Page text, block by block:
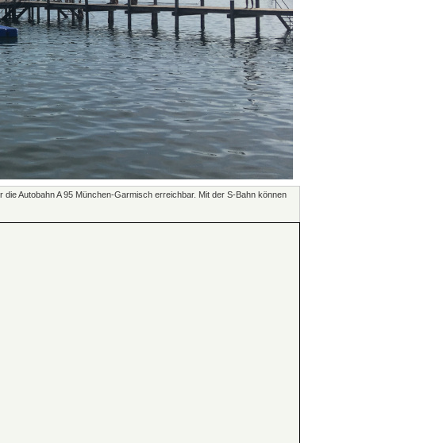
Autobahn A 95 München-Garmisch erreichbar. Mit der S-Bahn können